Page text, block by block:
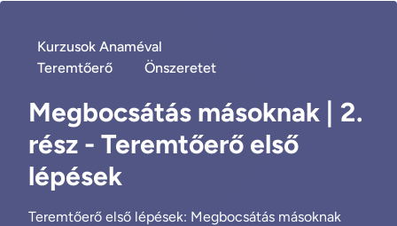
Kurzusok Anaméval
Teremtőerő
Önszeretet
Megbocsátás másoknak | 2.
rész - Teremtőerő első
lépések
Teremtőerő első lépések: Megbocsátás másoknak